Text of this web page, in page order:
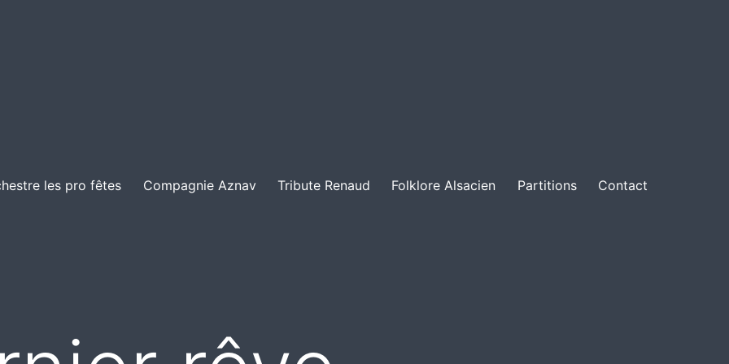
les pro fêtes Compagnie Aznav Tribute Renaud Folklore Alsacien Partitions Contact